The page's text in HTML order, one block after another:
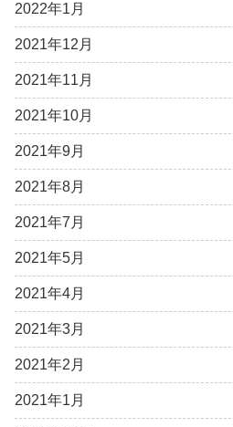
2022年1月
2021年12月
2021年11月
2021年10月
2021年9月
2021年8月
2021年7月
2021年5月
2021年4月
2021年3月
2021年2月
2021年1月